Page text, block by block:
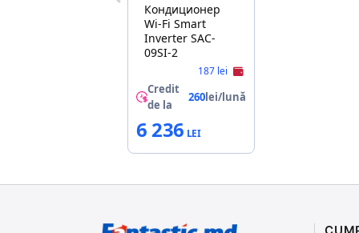
Кондиционер
Wi-Fi Smart
Inverter SAC-
09SI-2
187 lei
Credit
de la
260lei/lună
6 236